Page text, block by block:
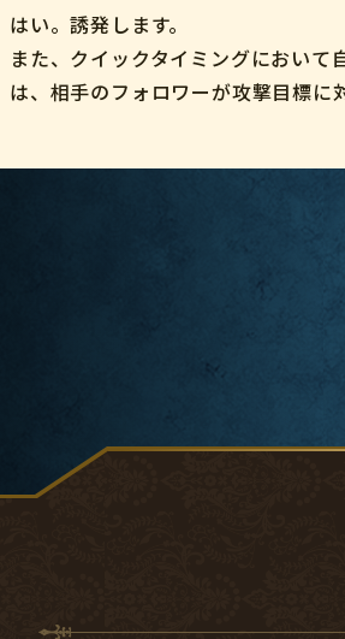
はい。誘発します。
また、クイックタイミングにおい
は、相手のフォロワーが攻撃目標に